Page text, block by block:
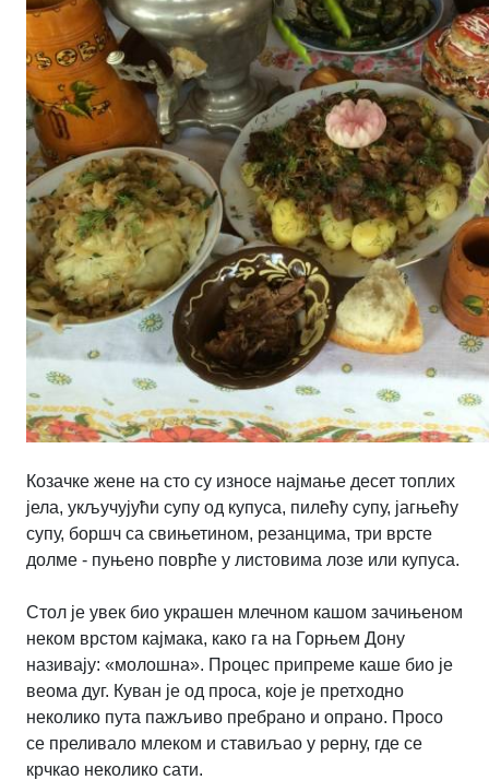
Козачке жене на сто су износе најмање десет топлих
јела, укључујући супу од купуса, пилећу супу, јагњећу
супу, боршч са свињетином, резанцима, три врсте
долме - пуњено поврће у листовима лозе или купуса.
Стол је увек био украшен млечном кашом зачињеном
неком врстом кајмака, како га на Горњем Дону
називају: «молошна». Процес припреме каше био је
веома дуг. Куван је од проса, које је претходно
неколико пута пажљиво пребрано и опрано. Просо
се преливало млеком и ставиљао у рерну, где се
крчкао неколико сати.